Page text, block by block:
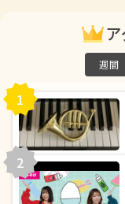
週間
1
2